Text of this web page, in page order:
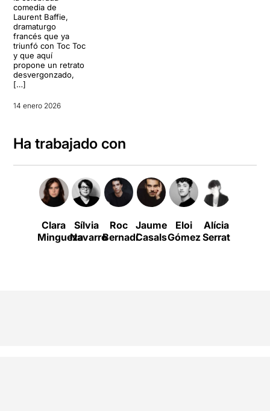
comedia de
Laurent Baffie,
dramaturgo
francés que ya
triunfó con Toc Toc
y que aquí
propone un retrato
desvergonzado,
[…]
14 enero 2026
Ha trabajado con
Clara
Mingueza
Sílvia
Navarro
Roc
Bernadí
Jaume
Casals
Eloi
Gómez
Alícia
Serrat